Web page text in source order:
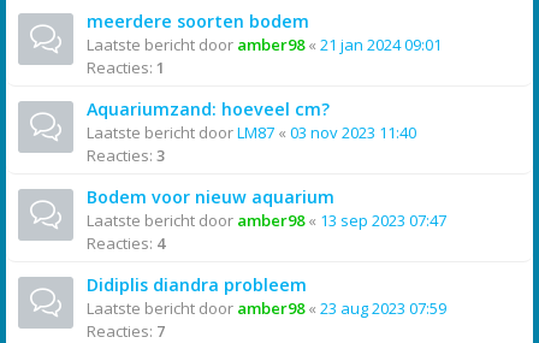
meerdere soorten bodem
Laatste bericht door amber98« 21 jan 2024 09:01
Reacties: 1
Aquariumzand: hoeveel cm?
Laatste bericht doorLM87 « 03 nov 2023 11:40
Reacties: 3
Bodem voor nieuw aquarium
Laatste bericht door amber98« 13 sep 2023 07:47
Reacties: 4
Didiplis diandra probleem
Laatste bericht door amber98« 23 aug 2023 07:59
Reacties: 7